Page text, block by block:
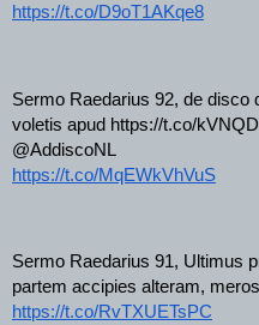
https://t.co/D9oT1AKqe8
Sermo Raedarius 92, de
voletis apud https://t.co/
@AddiscoNL
https://t.co/MqEWkVhVuS
Sermo Raedarius 91, Ultimus
https://t.co/RvTXUETsPC